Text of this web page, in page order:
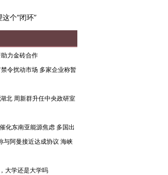
现】寻找100种
CFO：不靠规模取胜，华
个“闭环”
力金砖合作
令扰动市场 多家企业称暂
北 周新群升任中央政研室
化东南亚能源焦虑 多国出
与阿曼接近达成协议 海峡
大学还是大学吗